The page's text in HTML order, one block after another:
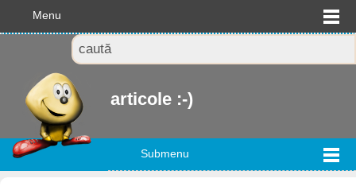
Menu
articole :-)
Submenu